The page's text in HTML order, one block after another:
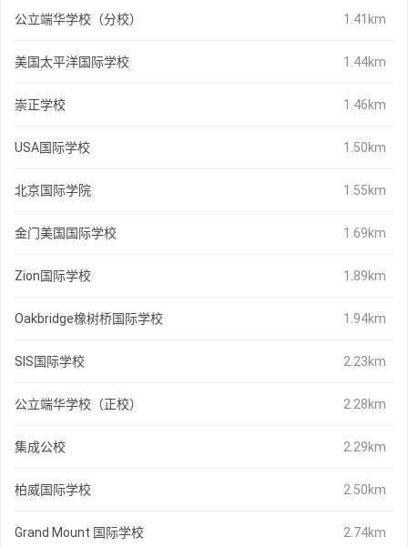
公立端华学校（分校） 1.41km
美国太平洋国际学校 1.44km
崇正学校 1.46km
USA国际学校 1.50km
北京国际学院 1.55km
金门美国国际学校 1.69km
Zion国际学校 1.89km
Oakbridge橡树桥国际学校 1.94km
SIS国际学校 2.23km
公立端华学校（正校） 2.28km
集成公校 2.29km
柏威国际学校 2.50km
Grand Mount 国际学校 2.74km